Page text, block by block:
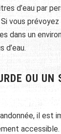
d’eau par
vous
dans un
d’eau.
OU UN
il est